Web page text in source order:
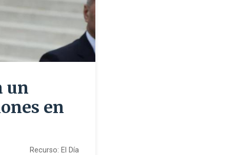
un
en
Recurso: El Día